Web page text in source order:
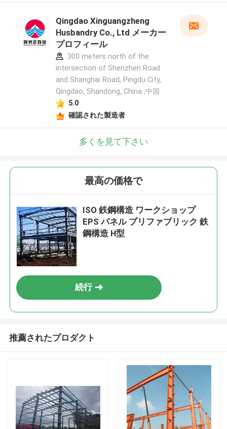
Qingdao Xinguangzheng
Husbandry Co., Ltd メーカー
プロフィール
300 meters north of the
intersection of Shenzhen Road
and Shanghai Road, Pingdu City,
Qingdao, Shandong, China ,中国
5.0
確認された製造者
多くを見て下さい
最高の価格で
ISO 鉄鋼構造 ワークショップ
EPS パネル プリファブリック 鉄
鋼構造 H型
続行
推薦されたプロダクト